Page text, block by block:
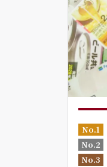
No.1
No.2
No.3